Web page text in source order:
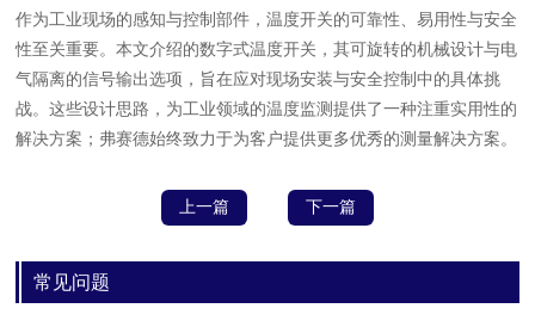
作为工业现场的感知与控制部件，温度开关的可靠性、易用性与安全
性至关重要。本文介绍的数字式温度开关，其可旋转的机械设计与电
气隔离的信号输出选项，旨在应对现场安装与安全控制中的具体挑
战。这些设计思路，为工业领域的温度监测提供了一种注重实用性的
解决方案；弗赛德始终致力于为客户提供更多优秀的测量解决方案。
上一篇 下一篇
常见问题